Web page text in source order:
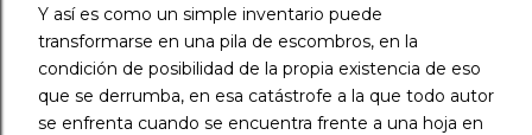
Y así es como un simple inventario puede
transformarse en una pila de escombros, en la
condición de posibilidad de la propia existencia de eso
que se derrumba, en esa catástrofe a la que todo autor
se enfrenta cuando se encuentra frente a una hoja en